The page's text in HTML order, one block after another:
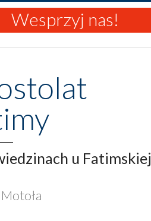
Wesprzyj nas!
u Fatimskiej